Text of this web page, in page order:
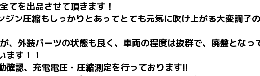
てを出品させて頂きます！
ン圧縮もしっかりとあってとても元気に吹け上がる大変調子
、外装パーツの状態も良く、車両の程度は抜群で、廃盤となっ
ます！！
認、充電電圧・圧縮測定を行っております!!